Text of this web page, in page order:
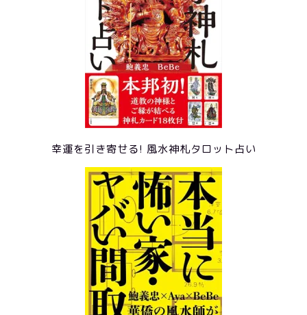
幸運を引き寄せる! 風水神札タロット占い